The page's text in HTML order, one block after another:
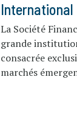
International
La Société
grande
consacrée
marchés